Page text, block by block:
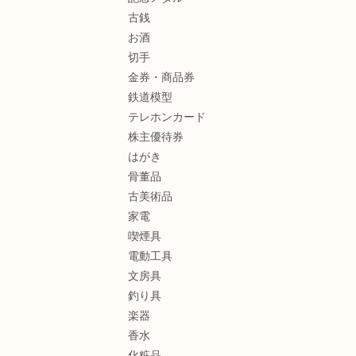
古銭
お酒
切手
金券・商品券
鉄道模型
テレホンカード
株主優待券
はがき
骨董品
古美術品
家電
喫煙具
電動工具
文房具
釣り具
楽器
香水